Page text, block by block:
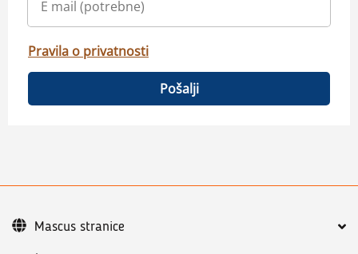
Pravila o privatnosti
Pošalji
Mascus stranice